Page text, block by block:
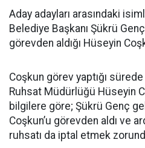
Aday adayları arasındaki
Belediye Başkanı Şükrü
görevden aldığı Hüseyin
Coşkun görev yaptığı
Ruhsat Müdürlüğü Hüseyin
bilgilere göre; Şükrü Genç
Coşkun’u görevden aldı ve
ruhsatı da iptal etmek